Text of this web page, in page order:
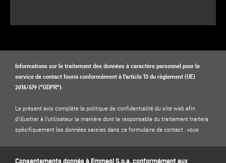
Informations sur le traitement des données à caractère personnel pour le
service de contact fourni conformément à l'article 13 du règlement (UE)
2016/679 ("GDPR").
Le présent avis complète la politique de confidentialité du site web afin
d'illustrer à l'utilisateur la manière dont le responsable du traitement traitera
spécifiquement les données saisies dans ce formulaire de contact : vous
1. CONTRÔLEUR DES DONNÉES ET DÉLÉGUÉ À LA PROTECTION DES DONNÉES
Consentements donnés à Emmegi S.p.a. conformément aux